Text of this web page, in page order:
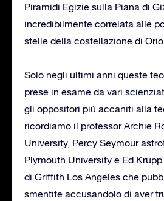
Piramidi Egizie sulla Piana di
incredibilmente correlata alle
stelle della costellazione di
Solo negli ultimi anni queste
prese in esame da vari
gli oppositori più accaniti alla
ricordiamo il professor Archie
University, Percy Seymour
Plymouth University e Ed
di Griffith Los Angeles che
smentite accusandolo di aver